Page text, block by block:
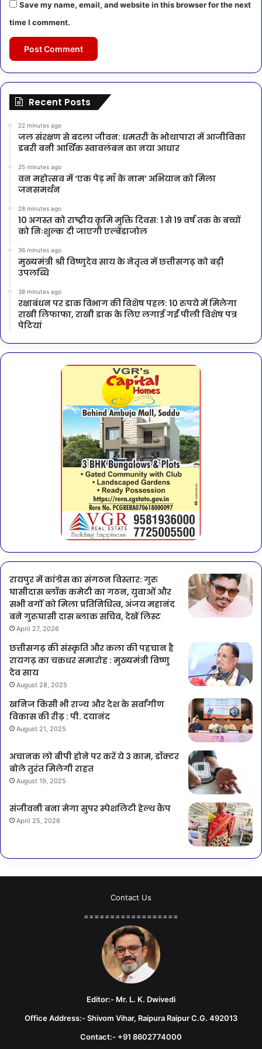
Save my name, email, and website in this browser for the next
time I comment.
Recent Posts
22 minutes ago
जल संरक्षण से बदला जीवन: धमतरी के भोथापारा में आजीविका
डबरी बनी आर्थिक स्वावलंबन का नया आधार
25 minutes ago
वन महोत्सव में ‘एक पेड़ माँ के नाम’ अभियान को मिला
जनसमर्थन
28 minutes ago
10 अगस्त को राष्ट्रीय कृमि मुक्ति दिवस: 1 से 19 वर्ष तक के बच्चों
को निःशुल्क दी जाएगी एल्बेंडाजोल
36 minutes ago
मुख्यमंत्री श्री विष्णुदेव साय के नेतृत्व में छत्तीसगढ़ को बड़ी
उपलब्धि
38 minutes ago
रक्षाबंधन पर डाक विभाग की विशेष पहल: 10 रुपये में मिलेगा
राखी लिफाफा, राखी डाक के लिए लगाई गईं पीली विशेष पत्र
पेटियां
रायपुर में कांग्रेस का संगठन विस्तार: गुरु
घासीदास ब्लॉक कमेटी का गठन, युवाओं और
सभी वर्गों को मिला प्रतिनिधित्व, अंजय महानंद
बने गुरुघासी दास ब्लाक सचिव, देखें लिस्ट
April 27, 2026
छत्तीसगढ़ की संस्कृति और कला की पहचान है
रायगढ़ का चक्रधर समारोह : मुख्यमंत्री विष्णु
देव साय
August 28, 2025
खनिज किसी भी राज्य और देश के सर्वांगीण
विकास की रीढ़ : पी. दयानंद
August 21, 2025
अचानक लो बीपी होने पर करें ये 3 काम, डॉक्टर
बोले तुरंत मिलेगी राहत
August 19, 2025
संजीवनी बना मेगा सुपर स्पेशलिटी हेल्थ कैंप
April 25, 2026
Contact Us
==================
Editor:- Mr. L. K. Dwivedi
Office Address:- Shivom Vihar, Raipura Raipur C.G. 492013
Contact:- +91 8602774000